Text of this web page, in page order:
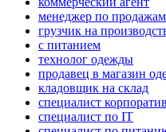
менеджер по
грузчик на
с питанием
технолог одежды
продавец в магазин
кладовщик на склад
специалист
специалист по IT